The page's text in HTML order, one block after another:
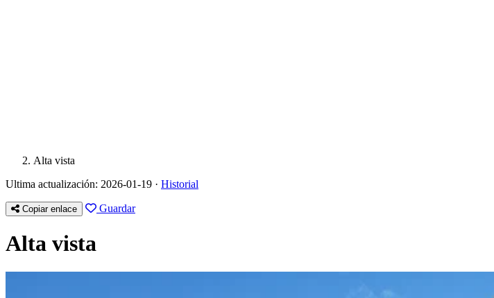
Alta vista
Ultima actualización: 2026-01-19 · Historial
Copiar enlace Guardar
Alta vista